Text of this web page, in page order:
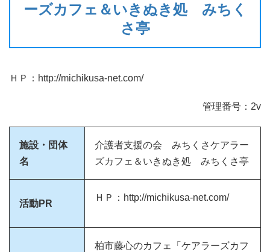
ーズカフェ＆いきぬき処 みちく
さ亭
ＨＰ：http://michikusa-net.com/
管理番号：2v
施設・団体
名
介護者支援の会 みちくさケアラー
ズカフェ＆いきぬき処 みちくさ亭
活動PR
ＨＰ：http://michikusa-net.com/
柏市藤心のカフェ「ケアラーズカフ